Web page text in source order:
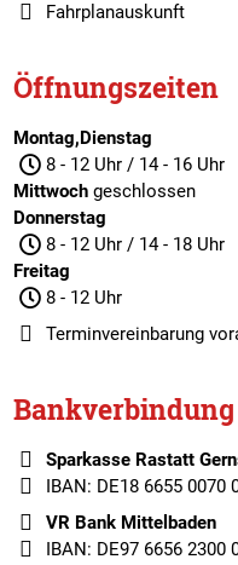
Fahrplanauskunft
Öffnungszeiten
Montag,Dienstag
8 - 12 Uhr / 14 - 16 Uhr
Mittwochgeschlossen
Donnerstag
8 - 12 Uhr / 14 - 18 Uhr
Freitag
8 - 12 Uhr
Terminvereinbarung
Bankverbindung
Sparkasse Rastatt
IBAN: DE18 6655 0070
VR Bank Mittelbaden
IBAN: DE97 6656 2300